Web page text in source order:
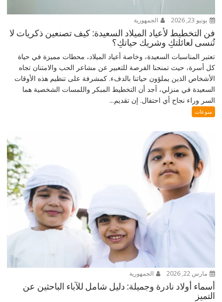
يونيو 23, 2026 الجمهورية
فن التخطيط لأعياد الميلاد السعيدة: كيف تصنعين ذكريات لا
تُنسى لعائلتكِ وشريك حياتكِ؟
تعتبر المناسبات السعيدة، وخاصة أعياد الميلاد، محطات مميزة في حياة
كل أسرة، حيث تمنحنا الفرصة للتعبير عن مشاعر الحب والامتنان تجاه
الأشخاص الذين يملؤون حياتنا بالدفء. كمشرفة على تنظيم هذه الأوقات
السعيدة في منزلي، أجد أن التخطيط المبكر واللمسات الشخصية هما
السر وراء نجاح أي احتفال. إن تقديم...
منوعات
مارس 22, 2026 الجمهورية
أسماء أولاد نادرة وجميلة: دليل شامل للآباء الباحثين عن
التميز